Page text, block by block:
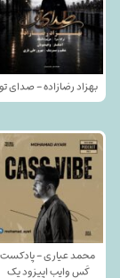
بهزاد رضازاده - صدای تو
محمد عیاری - پادکست
کَس وایب اپیزود یک